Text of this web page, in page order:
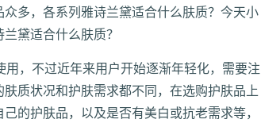
多，各系列雅诗兰黛适合什么肤质？今天小
黛适合什么肤质？
，不过近年来用户开始逐渐年轻化，需要注
质状况和护肤需求都不同，在选购护肤品上
的护肤品，以及是否有美白或抗老需求等，